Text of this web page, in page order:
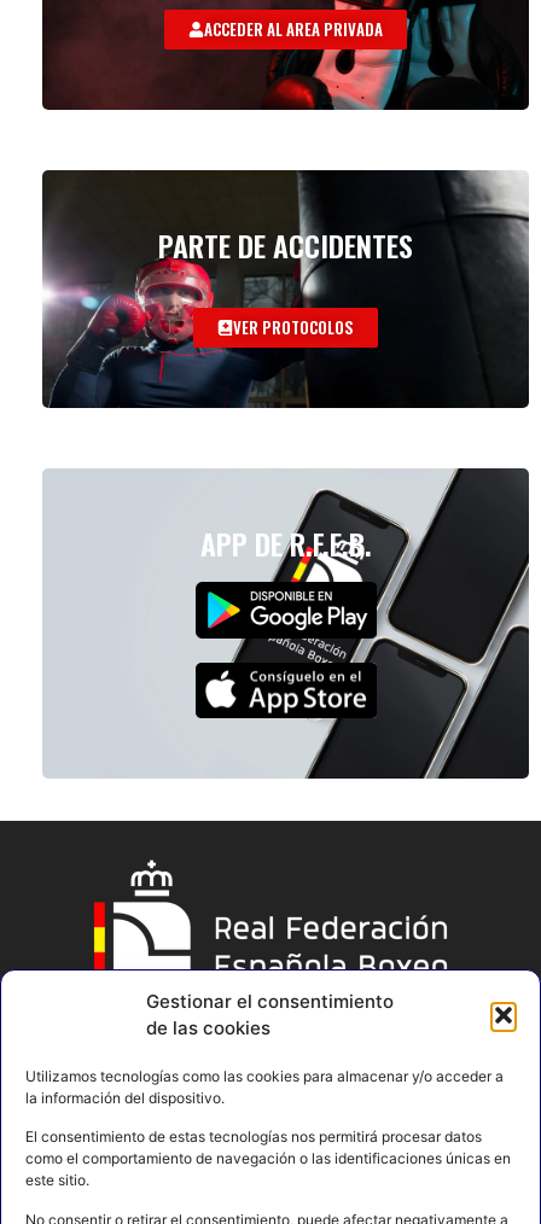
Gestionar el consentimiento
de las cookies
Utilizamos tecnologías como las cookies para almacenar y/o acceder a
la información del dispositivo.
El consentimiento de estas tecnologías nos permitirá procesar datos
como el comportamiento de navegación o las identificaciones únicas en
este sitio.
No consentir o retirar el consentimiento, puede afectar negativamente a
ACCEDER AL AREA PRIVADA
PARTE DE ACCIDENTES
VER PROTOCOLOS
APP DE R.F.E.B.